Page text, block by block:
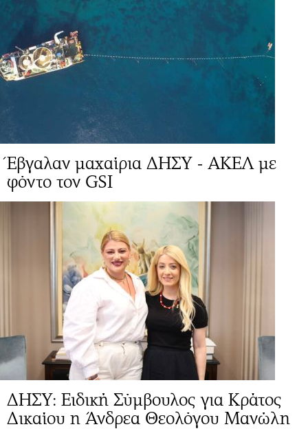
Έβγαλαν μαχαίρια ΔΗΣΥ - ΑΚΕΛ με
φόντο τον GSI
ΔΗΣΥ: Ειδική Σύμβουλος για Κράτος
Δικαίου η Άνδρεα Θεολόγου Μανώλη